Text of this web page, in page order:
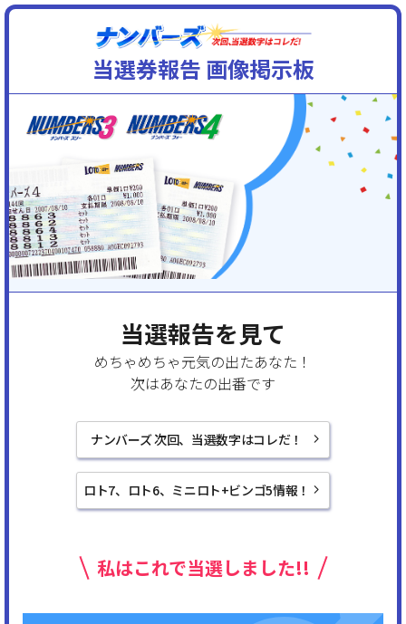
当選券報告 画像掲示板
当選報告を見て
めちゃめちゃ元気の出たあなた！
次はあなたの出番です
ナンバーズ 次回、当選数字はコレだ！
ロト7、ロト6、ミニロト+ビンゴ5情報！
私はこれで当選しました!!